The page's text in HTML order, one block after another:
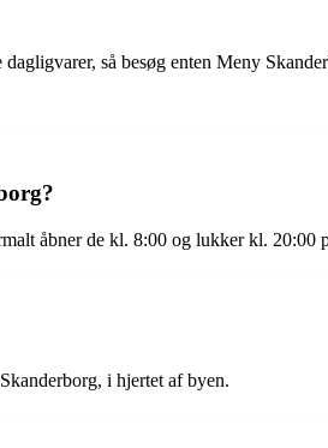
så besøg enten Meny
åbner de kl. 8:00 og lukker kl. 20:00
i hjertet af byen.